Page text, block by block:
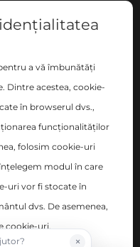
nr. 200, bl. B,
2017
×
a vă îmbunătăți
Dintre acestea, cookie-
în browserul dvs.,
funcționalităților
folosim cookie-uri
modul în care
uri vor fi stocate în
dvs. De asemenea,
cookie-uri.